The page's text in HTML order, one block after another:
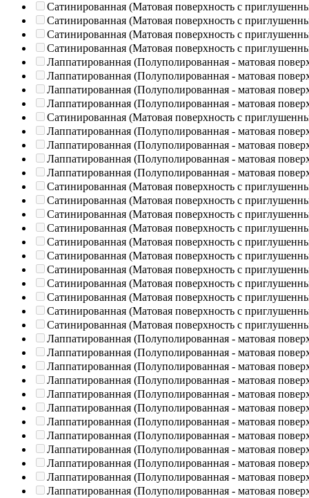
Сатинированная (Матовая поверхность с
Сатинированная (Матовая поверхность с
Сатинированная (Матовая поверхность с
Сатинированная (Матовая поверхность с
Лаппатированная (Полуполированная - матовая
Лаппатированная (Полуполированная - матовая
Лаппатированная (Полуполированная - матовая
Лаппатированная (Полуполированная - матовая
Сатинированная (Матовая поверхность с
Лаппатированная (Полуполированная - матовая
Лаппатированная (Полуполированная - матовая
Лаппатированная (Полуполированная - матовая
Лаппатированная (Полуполированная - матовая
Сатинированная (Матовая поверхность с
Сатинированная (Матовая поверхность с
Сатинированная (Матовая поверхность с
Сатинированная (Матовая поверхность с
Сатинированная (Матовая поверхность с
Сатинированная (Матовая поверхность с
Сатинированная (Матовая поверхность с
Сатинированная (Матовая поверхность с
Сатинированная (Матовая поверхность с
Сатинированная (Матовая поверхность с
Сатинированная (Матовая поверхность с
Лаппатированная (Полуполированная - матовая
Лаппатированная (Полуполированная - матовая
Лаппатированная (Полуполированная - матовая
Лаппатированная (Полуполированная - матовая
Лаппатированная (Полуполированная - матовая
Лаппатированная (Полуполированная - матовая
Лаппатированная (Полуполированная - матовая
Лаппатированная (Полуполированная - матовая
Лаппатированная (Полуполированная - матовая
Лаппатированная (Полуполированная - матовая
Лаппатированная (Полуполированная - матовая
Лаппатированная (Полуполированная - матовая